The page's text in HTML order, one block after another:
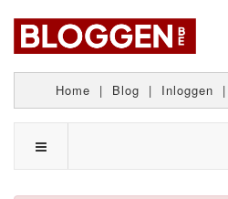
Home | Blog | Inloggen |